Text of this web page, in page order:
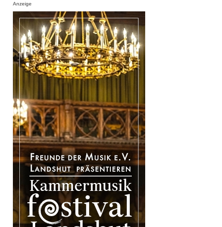
Anzeige